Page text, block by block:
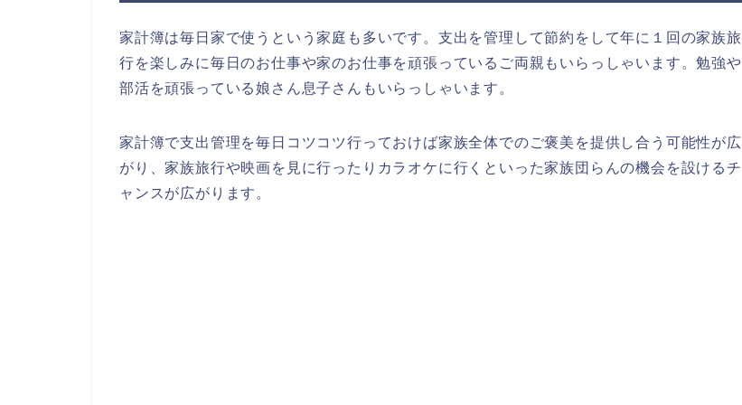
家計簿は毎日家で使うという家庭も多いです。支出を管理して節約をして年に１回の家族旅
行を楽しみに毎日のお仕事や家のお仕事を頑張っているご両親もいらっしゃいます。勉強や
部活を頑張っている娘さん息子さんもいらっしゃいます。
家計簿で支出管理を毎日コツコツ行っておけば家族全体でのご褒美を提供し合う可能性が広
がり、家族旅行や映画を見に行ったりカラオケに行くといった家族団らんの機会を設けるチ
ャンスが広がります。